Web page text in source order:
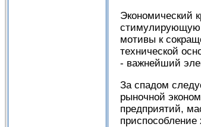
Экономический
стимулирующую,
мотивы к
технической
- важнейший
За спадом
рыночной
предприятий,